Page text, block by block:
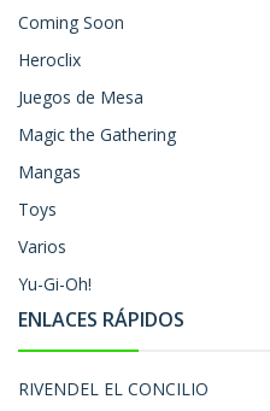
Coming Soon
Heroclix
Juegos de Mesa
Magic the Gathering
Mangas
Toys
Varios
Yu-Gi-Oh!
ENLACES RÁPIDOS
RIVENDEL EL CONCILIO